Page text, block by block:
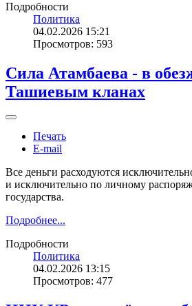
Подробности
Политика
04.02.2026 15:21
Просмотров: 593
Сила Атамбаева - в
Ташиевым кланах
Печать
E-mail
Все деньги расходуются
и исключительно по личному
государства.
Подробнее...
Подробности
Политика
04.02.2026 13:15
Просмотров: 477